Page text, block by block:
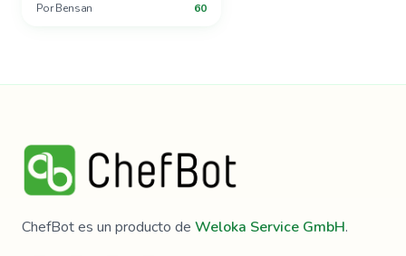
Por Bensan 60
ChefBot es un producto de Weloka Service GmbH.